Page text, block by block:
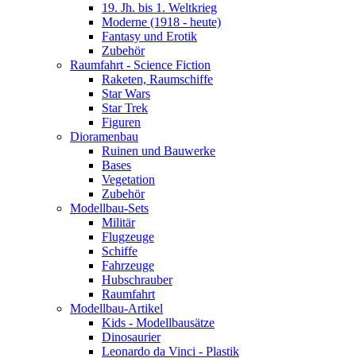
19. Jh. bis 1. Weltkrieg
Moderne (1918 - heute)
Fantasy und Erotik
Zubehör
Raumfahrt - Science Fiction
Raketen, Raumschiffe
Star Wars
Star Trek
Figuren
Dioramenbau
Ruinen und Bauwerke
Bases
Vegetation
Zubehör
Modellbau-Sets
Militär
Flugzeuge
Schiffe
Fahrzeuge
Hubschrauber
Raumfahrt
Modellbau-Artikel
Kids - Modellbausätze
Dinosaurier
Leonardo da Vinci - Plastik